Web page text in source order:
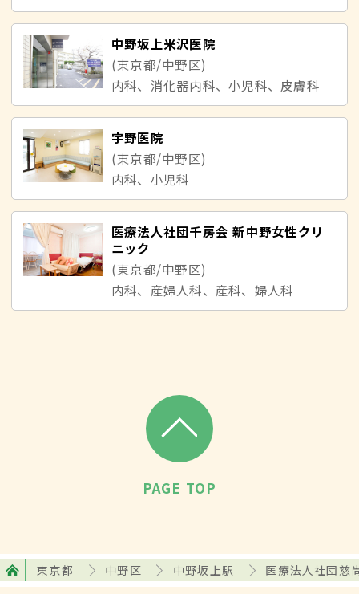
中野坂上米沢医院
(東京都/中野区)
内科、消化器内科、小児科、皮膚科
宇野医院
(東京都/中野区)
内科、小児科
医療法人社団千房会 新中野女性クリ
ニック
(東京都/中野区)
内科、産婦人科、産科、婦人科
PAGE TOP
東京都 中野区 中野坂上駅 医療法人社団慈